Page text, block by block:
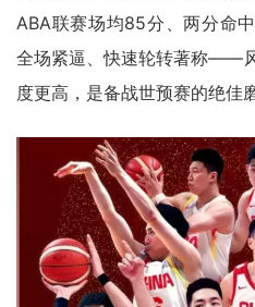
ABA联赛场均85分、两分命
全场紧逼、快速轮转著称——
度更高，是备战世预赛的绝佳